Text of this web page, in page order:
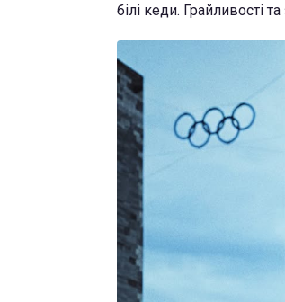
білі кеди. Грайливості